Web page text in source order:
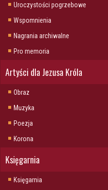
Uroczystości pogrzebowe
Wspomnienia
Nagrania archiwalne
Pro memoria
Artyści dla Jezusa Króla
Obraz
Muzyka
Poezja
Korona
Księgarnia
Księgarnia